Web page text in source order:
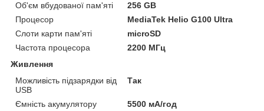
Об'єм вбудованої пам'яті
256 GB
Процесор
MediaTek Helio G100 Ultra
Слоти карти пам'яті
microSD
Частота процесора
2200 МГц
Живлення
Можливість підзарядки від
USB
Так
Ємність акумулятору
5500 мА/год